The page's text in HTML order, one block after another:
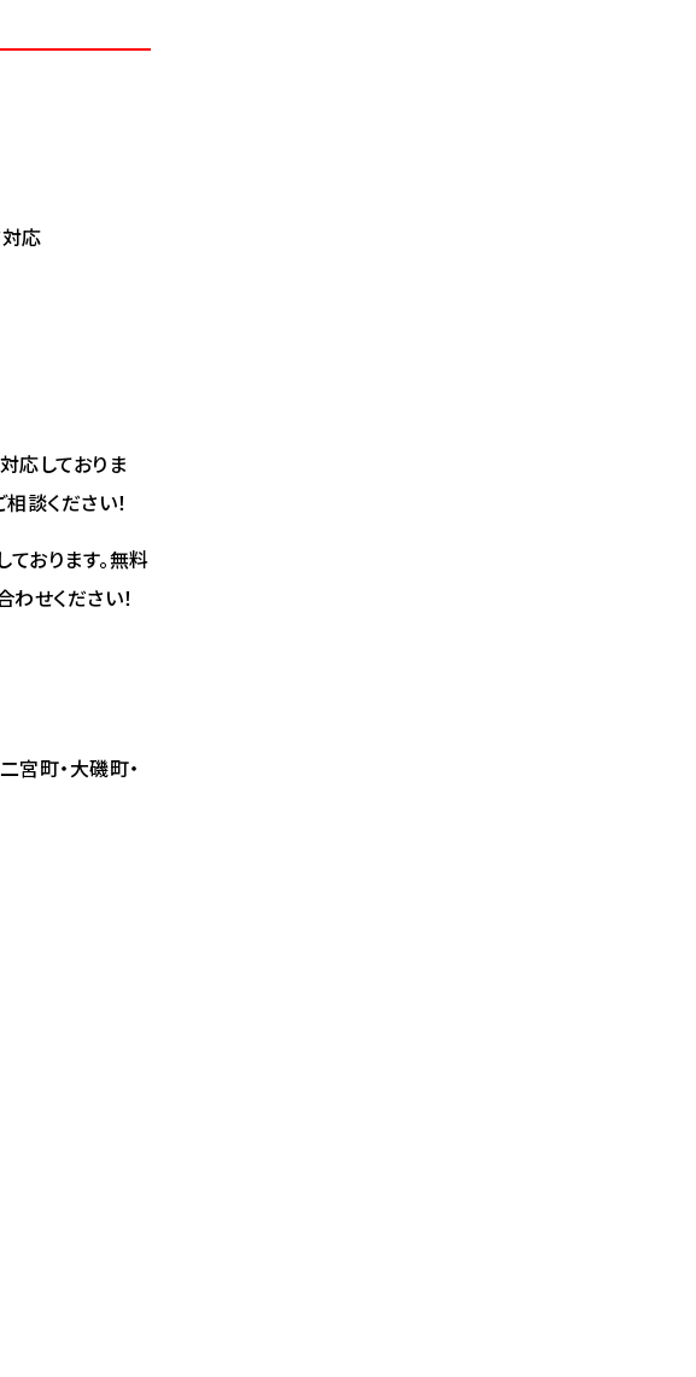
応
応しておりま
談ください！
おります。無料
せください！
宮町・大磯町・